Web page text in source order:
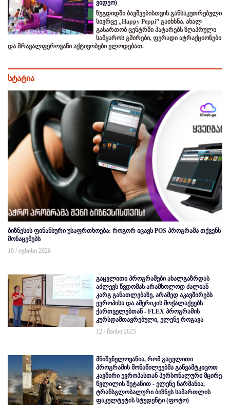
ვიდეო)
ზუგდიდში ბავშვებისთვის განსაკუთრებული
სივრცე „Happy Peppi” გაიხსნა. ახალ
გასართობ ცენტრში პატარებს ზღაპრული
სამყაროს გმირები, ფერადი ატრაქციონები
და მრავალფეროვანი აქტივობები ელოდებათ.
სტატია
ბიზნესის ფინანსური უსაფრთხოება: როგორ იცავს POS პროგრამა თქვენს
მონაცემებს
10 / ივნისი 2026
გაცვლითი პროგრამები ახალგაზრდას
აძლევს წვდომას არამხოლოდ ძალიან
კარგ განათლებაზე, არამედ აკავშირებს
ევროპისა და ამერიკის მოქალაქეებს
ქართველებთან - FLEX პროგრამის
კურსდამთავრებული, ელენე როგავა
12 / მაისი 2025
მნიშვნელოვანია, რომ გაცვლითი
პროგრამის მონაწილეებმა განვამტკიცოთ
კავშირი ევროპასთან პერსონალური მცირე
წვლილის შეტანით - ელენე ნარმანია,
ტრანსგლობალური ბიზნეს სამართლის
ფაკულტეტის სტუდენტი (ფოტო)